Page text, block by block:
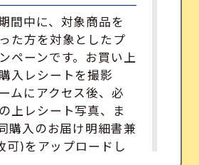
間中に、対象商品を
た方を対象としたプ
ペーンです。お買い上
入レシートを撮影
ムにアクセス後、必
上レシート写真、ま
購入のお届け明細書兼
可)をアップロードし